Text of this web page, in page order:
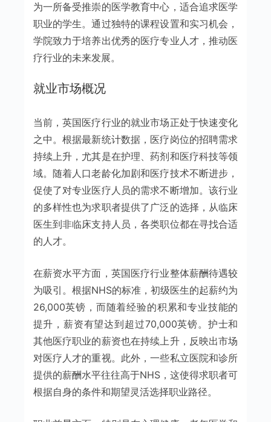
为一所备受推崇的医学教育中心，适合追求医学
职业的学生。通过独特的课程设置和实习机会，
学院致力于培养出优秀的医疗专业人才，推动医
疗行业的未来发展。
就业市场概况
当前，英国医疗行业的就业市场正处于快速变化
之中。根据最新统计数据，医疗岗位的招聘需求
持续上升，尤其是在护理、药剂和医疗科技等领
域。随着人口老龄化加剧和医疗技术不断进步，
促使了对专业医疗人员的需求不断增加。该行业
的多样性也为求职者提供了广泛的选择，从临床
医生到非临床支持人员，各类职位都在寻找合适
的人才。
在薪资水平方面，英国医疗行业整体薪酬待遇较
为吸引。根据NHS的标准，初级医生的起薪约为
26,000英镑，而随着经验的积累和专业技能的
提升，薪资有望达到超过70,000英镑。护士和
其他医疗职业的薪资也在持续上升，反映出市场
对医疗人才的重视。此外，一些私立医院和诊所
提供的薪酬水平往往高于NHS，这使得求职者可
根据自身的条件和期望灵活选择职业路径。